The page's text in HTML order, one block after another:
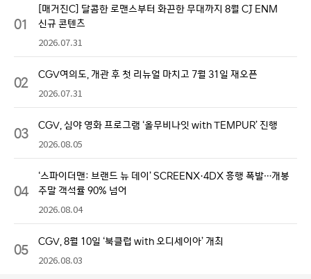
01
[매거진C] 달콤한 로맨스부터 화끈한 무대까지 8월 CJ ENM
신규 콘텐츠
2026.07.31
02 CGV여의도, 개관 후 첫 리뉴얼 마치고 7월 31일 재오픈
2026.07.31
03 CGV, 심야 영화 프로그램 ‘올무비나잇 with TEMPUR’ 진행
2026.08.05
04
‘스파이더맨: 브랜드 뉴 데이’ SCREENX·4DX 흥행 폭발…개봉
주말 객석률 90% 넘어
2026.08.04
05 CGV, 8월 10일 ‘북클럽 with 오디세이아’ 개최
2026.08.03